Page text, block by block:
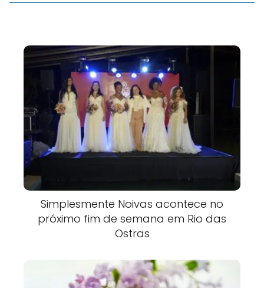
Simplesmente Noivas acontece no
próximo fim de semana em Rio das
Ostras